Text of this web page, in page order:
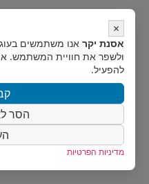
×
אסנת יקר אנו משתמשים
ולשפר את חוויית המשתמש.
להפעיל.
הסר
מדיניות הפרטיות